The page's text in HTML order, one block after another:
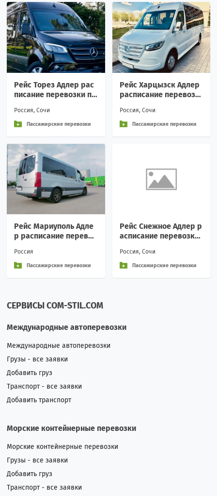
Рейс Торез Адлер рас
писание перевозки па
Россия, Сочи
Пассажирские перевозки
Рейс Харцызск Адлер
расписание перевозк
а Вежливое обращени
е
Россия, Сочи
Пассажирские перевозки
Рейс Мариуполь Адле
р расписание перевоз
да Вежливое обращен
ие
Россия
Пассажирские перевозки
Рейс Снежное Адлер р
асписание перевозки
Вежливое обращение
и
Россия, Сочи
Пассажирские перевозки
СЕРВИСЫ COM-STIL.COM
Международные автоперевозки
Международные автоперевозки
Грузы - все заявки
Добавить груз
Транспорт - все заявки
Добавить транспорт
Морские контейнерные перевозки
Морские контейнерные перевозки
Грузы - все заявки
Добавить груз
Транспорт - все заявки